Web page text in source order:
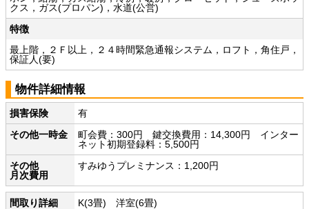
クス，ガス(プロパン)，水道(公営)
特徴
最上階，２Ｆ以上，２４時間緊急通報システム，ロフト，角住戸，
保証人(要)
物件詳細情報
損害保険
有
その他一時金
町会費：300円 鍵交換費用：14,300円 インター
ネット初期登録料：5,500円
その他
月次費用
すみゆうプレミナンス：1,200円
間取り詳細
K(3畳) 洋室(6畳)